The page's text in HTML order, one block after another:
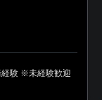
経験 ※未経験歓迎